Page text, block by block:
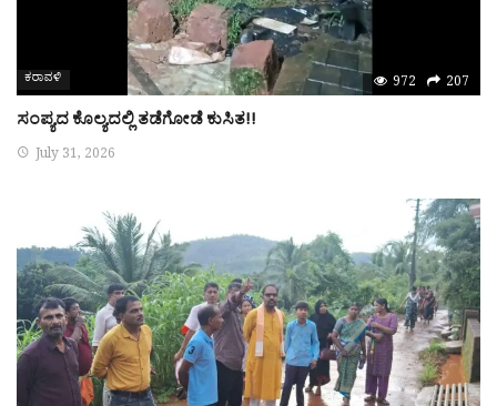
ಕರಾವಳಿ 972 207
ಸಂಪ್ಯದ ಕೊಲ್ಯದಲ್ಲಿ ತಡೆಗೋಡೆ ಕುಸಿತ!!
July 31, 2026